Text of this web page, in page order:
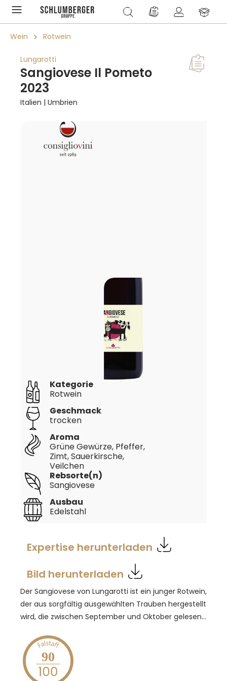
springen Du hast 0 Produkte
Wein Rotwein
Lungarotti
Sangiovese Il Pometo
2023
Italien | Umbrien
Bildergalerie überspringen
Geschmack
trocken
Ausbau
Edelstahl
Aroma
Grüne Gewürze, Pfeffer,
Zimt, Sauerkirsche,
Veilchen
Kategorie
Rotwein
Rebsorte(n)
Sangiovese
Expertise herunterladen
Bild herunterladen
Der Sangiovese von Lungarotti ist ein junger Rotwein,
der aus sorgfältig ausgewählten Trauben hergestellt
wird, die zwischen September und Oktober gelesen
Edelstahltank vergoren und auf feiner Hefe bei
niedrigen Temperaturen bis zur Abfüllung gelagert.
Im Glas präsentiert sich der Wein in intensivem Rot
90